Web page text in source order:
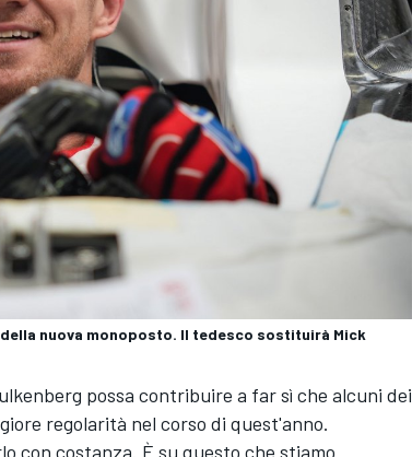
nuova monoposto. Il tedesco sostituirà Mick
possa contribuire a far sì che alcuni dei
regolarità nel corso di quest'anno.
con costanza. È su questo che stiamo